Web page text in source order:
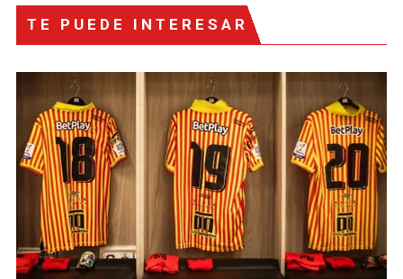
TE PUEDE INTERESAR